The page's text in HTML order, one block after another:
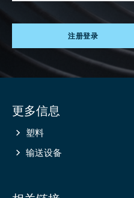
注册登录
information
更多信息
塑料
输送设备